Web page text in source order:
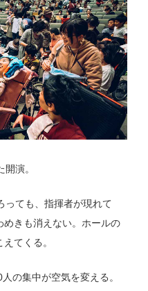
演。
っても、指揮者が現れて
めきも消えない。ホールの
てくる。
の集中が空気を変える。